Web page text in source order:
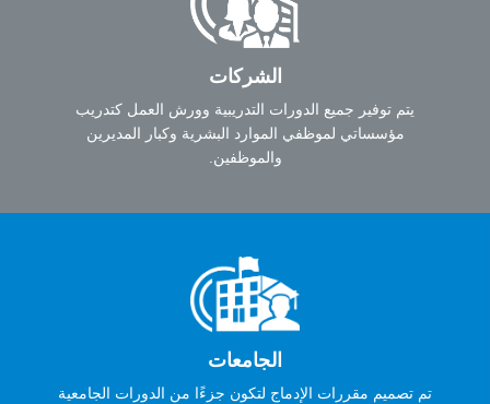
الشركات
يتم توفير جميع الدورات التدريبية وورش العمل كتدريب
مؤسساتي لموظفي الموارد البشرية وكبار المديرين
والموظفين.
الجامعات
تم تصميم مقررات الإدماج لتكون جزءًا من الدورات الجامعية